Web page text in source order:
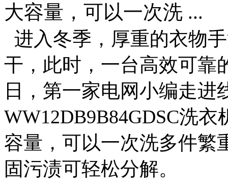
大容量，可以一次洗 ...
进入冬季，厚重的衣物
干，此时，一台高效可靠
日，第一家电网小编走进
WW12DB9B84GDSC洗
容量，可以一次洗多件繁
固污渍可轻松分解。